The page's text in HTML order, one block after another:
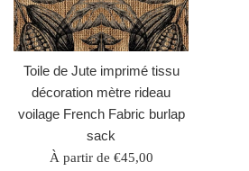
Toile de Jute imprimé tissu
décoration mètre rideau
voilage French Fabric burlap
sack
À partir de €45,00